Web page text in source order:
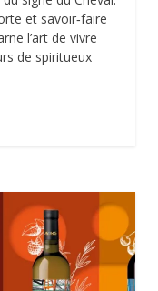
et savoir‑faire
l’art de vivre
de spiritueux